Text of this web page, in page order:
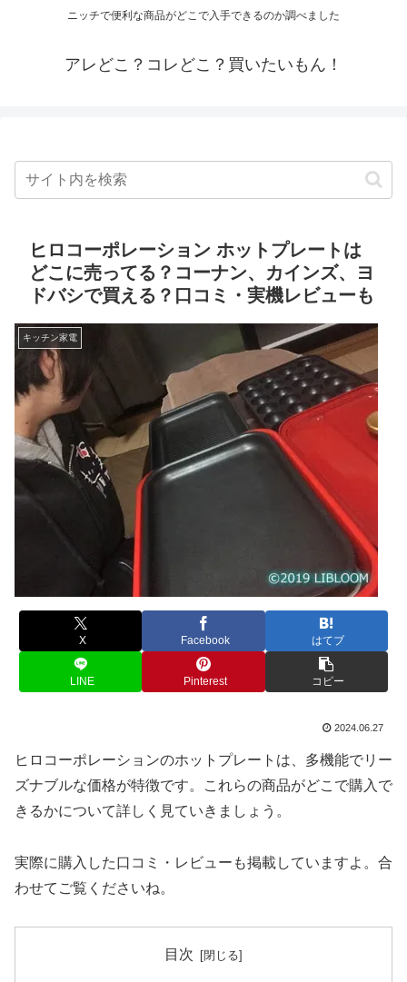
ニッチで便利な商品がどこで入手できるのか調べました
アレどこ？コレどこ？買いたいもん！
ヒロコーポレーション ホットプレートは
どこに売ってる？コーナン、カインズ、ヨ
ドバシで買える？口コミ・実機レビューも
キッチン家電
X Facebook はてブ
LINE Pinterest コピー
2024.06.27
ヒロコーポレーションのホットプレートは、多機能でリー
ズナブルな価格が特徴です。これらの商品がどこで購入で
きるかについて詳しく見ていきましょう。
実際に購入した口コミ・レビューも掲載していますよ。合
わせてご覧くださいね。
目次